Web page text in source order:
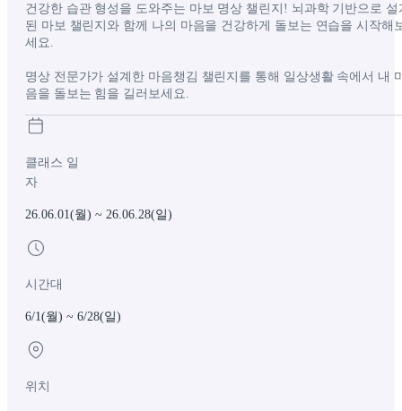
건강한 습관 형성을 도와주는 마보 명상 챌린지! 뇌과학 기반으로 설
된 마보 챌린지와 함께 나의 마음을 건강하게 돌보는 연습을 시작해
세요.
명상 전문가가 설계한 마음챙김 챌린지를 통해 일상생활 속에서 내
음을 돌보는 힘을 길러보세요.
클래스 일
자
26.06.01(월) ~ 26.06.28(일)
시간대
6/1(월) ~ 6/28(일)
위치